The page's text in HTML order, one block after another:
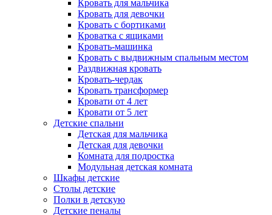
Кровать для мальчика
Кровать для девочки
Кровать с бортиками
Кроватка с ящиками
Кровать-машинка
Кровать с выдвижным спальным местом
Раздвижная кровать
Кровать-чердак
Кровать трансформер
Кровати от 4 лет
Кровати от 5 лет
Детские спальни
Детская для мальчика
Детская для девочки
Комната для подростка
Модульная детская комната
Шкафы детские
Столы детские
Полки в детскую
Детские пеналы